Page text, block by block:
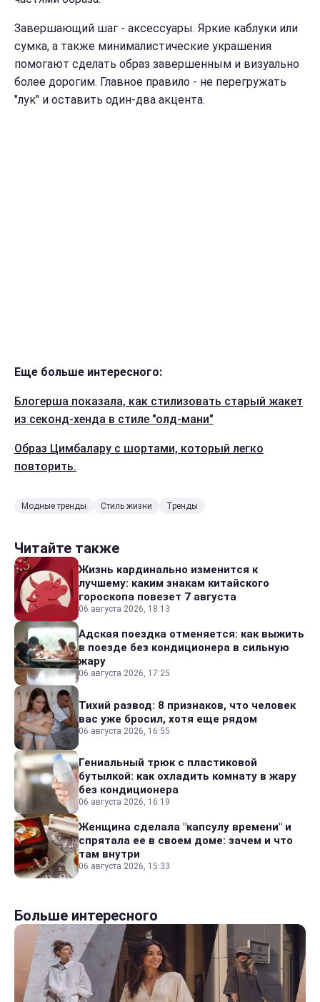
Завершающий шаг - аксессуары. Яркие каблуки или
сумка, а также минималистические украшения
помогают сделать образ завершенным и визуально
более дорогим. Главное правило - не перегружать
"лук" и оставить один-два акцента.
Еще больше интересного:
Блогерша показала, как стилизовать старый жакет
из секонд-хенда в стиле "олд-мани"
Образ Цимбалару с шортами, который легко
повторить.
Модные тренды Стиль жизни Тренды
Читайте также
Жизнь кардинально изменится к
лучшему: каким знакам китайского
гороскопа повезет 7 августа
06 августа 2026, 18:13
Адская поездка отменяется: как выжить
в поезде без кондиционера в сильную
жару
06 августа 2026, 17:25
Тихий развод: 8 признаков, что человек
вас уже бросил, хотя еще рядом
06 августа 2026, 16:55
Гениальный трюк с пластиковой
бутылкой: как охладить комнату в жару
без кондиционера
06 августа 2026, 16:19
Женщина сделала "капсулу времени" и
спрятала ее в своем доме: зачем и что
там внутри
06 августа 2026, 15:33
Больше интересного